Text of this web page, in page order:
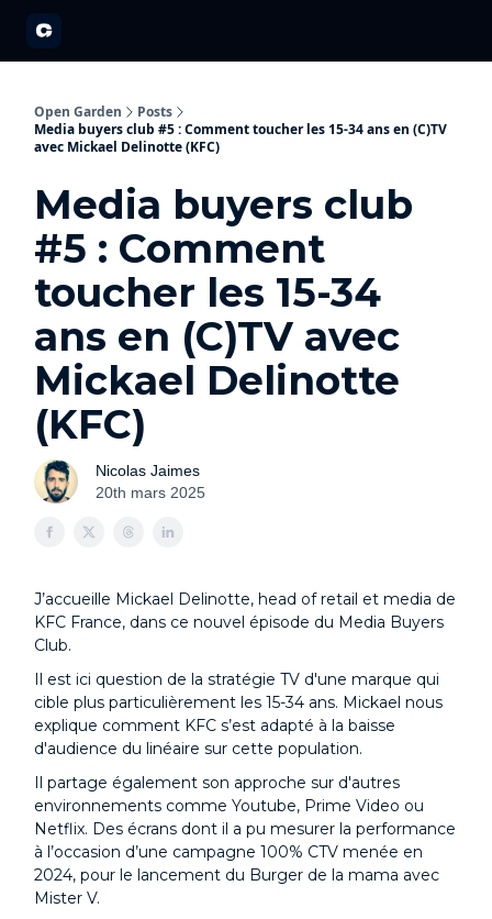
Open Garden
Posts
Media buyers club #5 : Comment toucher les 15-34 ans en (C)TV
avec Mickael Delinotte (KFC)
Media buyers club
#5 : Comment
toucher les 15-34
ans en (C)TV avec
Mickael Delinotte
(KFC)
Nicolas Jaimes
20th mars 2025
J’accueille Mickael Delinotte, head of retail et media de
KFC France, dans ce nouvel épisode du Media Buyers
Club.
Il est ici question de la stratégie TV d'une marque qui
cible plus particulièrement les 15-34 ans. Mickael nous
explique comment KFC s’est adapté à la baisse
d'audience du linéaire sur cette population.
Il partage également son approche sur d'autres
environnements comme Youtube, Prime Video ou
Netflix. Des écrans dont il a pu mesurer la performance
à l’occasion d’une campagne 100% CTV menée en
2024, pour le lancement du Burger de la mama avec
Mister V.